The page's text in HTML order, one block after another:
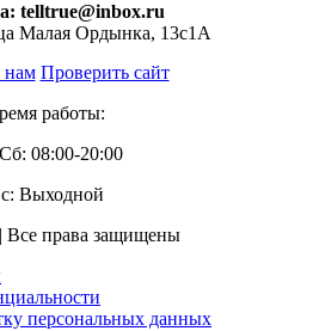
telltrue@inbox.ru
Малая Ордынка, 13с1А
нам Проверить сайт
работы:
08:00-20:00
Выходной
Все права защищены
персональных данных